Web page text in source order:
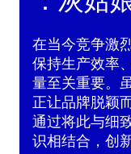
在当今竞争激
保持生产效率
量至关重要。
正让品牌脱颖
通过将此与细
识相结合，创